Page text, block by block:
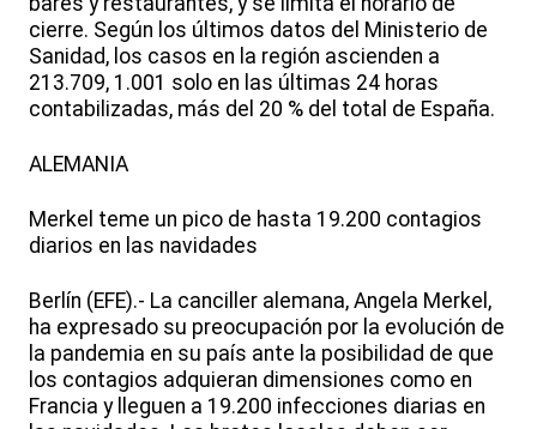
cierre. Según los últimos datos del Ministerio de
Sanidad, los casos en la región ascienden a
213.709, 1.001 solo en las últimas 24 horas
contabilizadas, más del 20 % del total de España.
ALEMANIA
Merkel teme un pico de hasta 19.200 contagios
diarios en las navidades
Berlín (EFE).- La canciller alemana, Angela Merkel,
ha expresado su preocupación por la evolución de
la pandemia en su país ante la posibilidad de que
los contagios adquieran dimensiones como en
Francia y lleguen a 19.200 infecciones diarias en